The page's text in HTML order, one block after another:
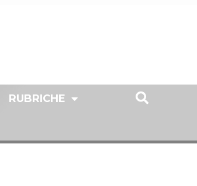
RUBRICHE